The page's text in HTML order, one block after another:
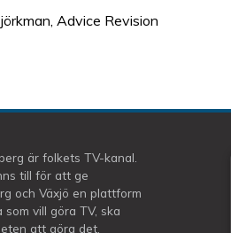
Advice Revision
är folkets TV-kanal.
till för att ge
och Växjö en plattform
vill göra TV, ska
att göra det.